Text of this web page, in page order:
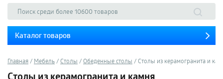
Каталог товаров
Главная Мебель Столы Обеденные столы Столы из керамогранита и